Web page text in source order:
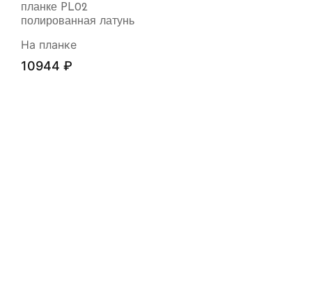
планке PL02
полированная латунь
На планке
10944 ₽